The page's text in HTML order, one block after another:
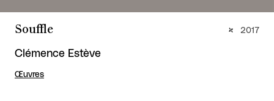
Souffle
Clémence Estève
Œuvres
2017